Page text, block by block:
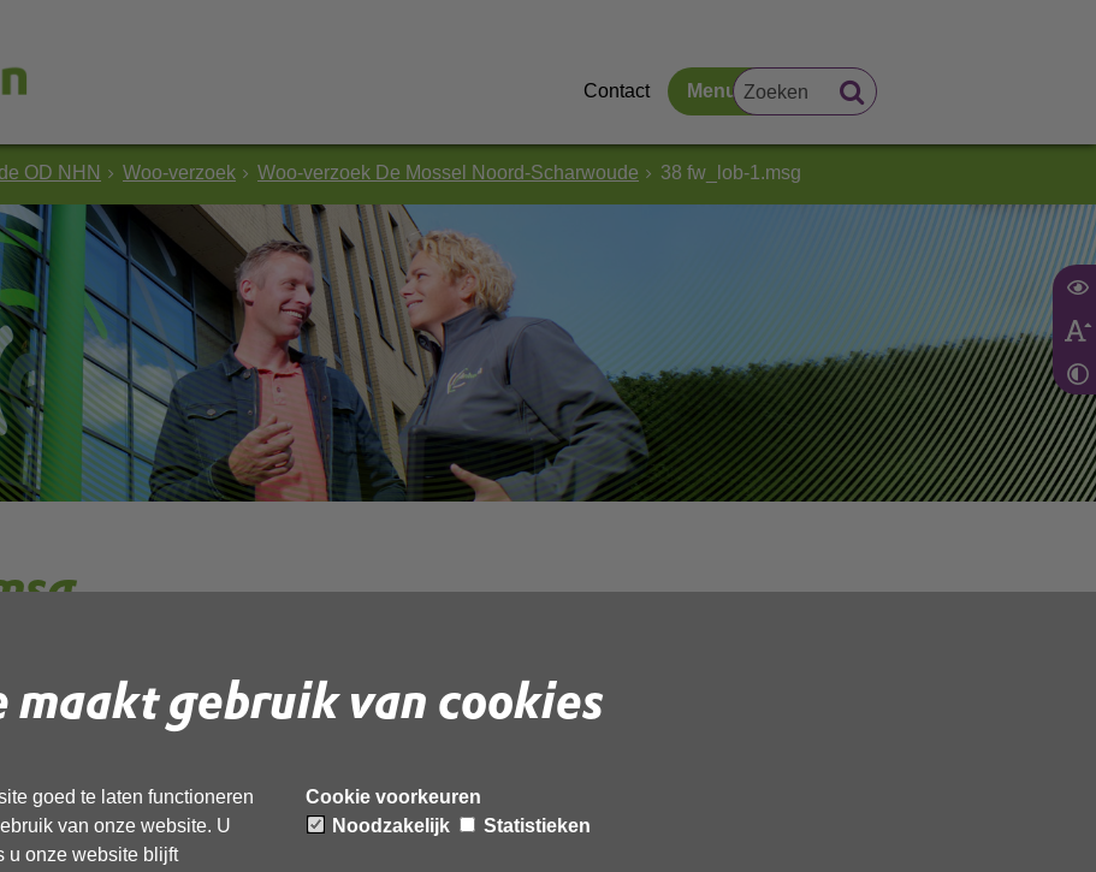
gebruik van cookies
goed te laten functioneren
van onze website. U
u onze website blijft
Cookie voorkeuren
Noodzakelijk
Statistieken
Contact Menu
OD NHN Woo-verzoek Woo-verzoek De Mossel Noord-Scharwoude 38 fw_lob-1.msg
document te downloaden.